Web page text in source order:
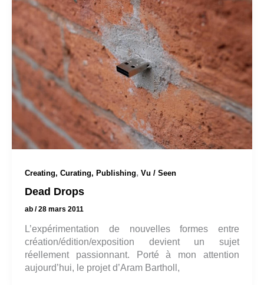
Creating, Curating, Publishing, Vu / Seen
Dead Drops
ab /28 mars 2011
L’expérimentation de nouvelles formes entre
création/édition/exposition devient un sujet
réellement passionnant. Porté à mon attention
aujourd’hui, le projet d’Aram Bartholl,